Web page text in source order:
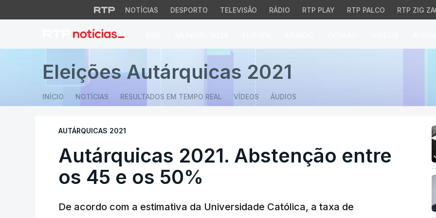
NOTÍCIAS DESPORTO TELEVISÃO RÁDIO RTP PLAY RTP PALCO RTP ZIG
Autárquicas 2021. Abstenção entre os 45
Eleições Autárquicas 2021
INÍCIO NOTÍCIAS RESULTADOS EM TEMPO REAL VÍDEOS ÁUDIOS
AUTÁRQUICAS 2021
Autárquicas 2021. Abstenção entre
os 45 e os 50%
De acordo com a estimativa da Universidade Católica, a taxa de